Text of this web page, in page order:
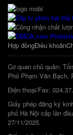
Hợp đồngĐiều khoản
Cơ quan chủ quản:
Phố Phạm Văn Bạch,
Điện thoại/Fax:
Giấy phép đăng ký
phố Hà Nội cấp lần
27/11/2025.